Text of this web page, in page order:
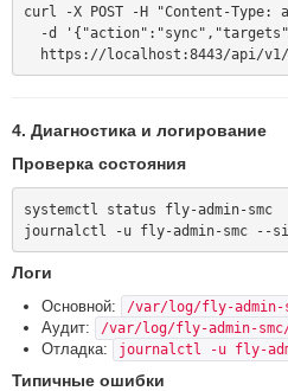
curl -X POST -H "Content-
4. Диагностика и логирование
Проверка состояния
systemctl status fly-admin-smc
Логи
Основной: /var/log/fly-admin-
Аудит: /var/log/fly-admin-
Отладка: journalctl -u fly-
Типичные ошибки